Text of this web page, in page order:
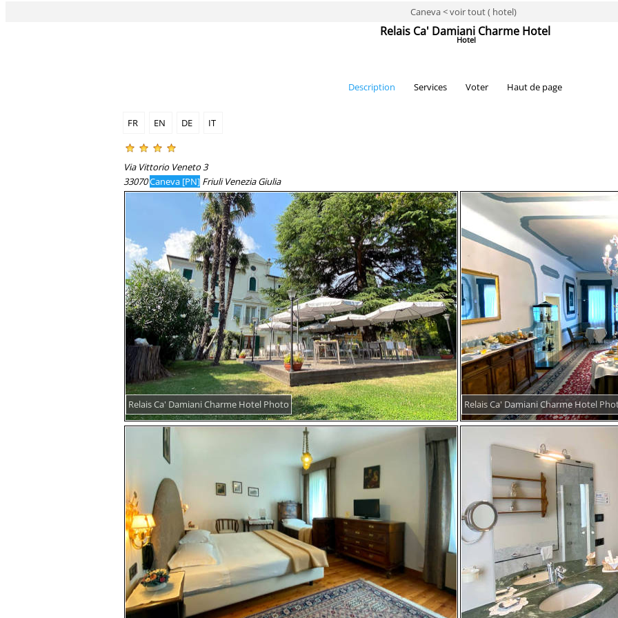
Caneva < voir tout ( hotel)
Relais Ca' Damiani Charme Hotel
Hotel
Description Services Voter Haut de page
FR EN DE IT
Via Vittorio Veneto 3
33070Caneva [PN] Friuli Venezia Giulia
Relais Ca' Damiani Charme Hotel Photo Relais Ca' Damiani Charme Hotel